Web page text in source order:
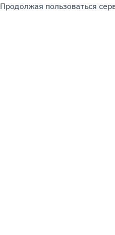
Продолжая пользоваться